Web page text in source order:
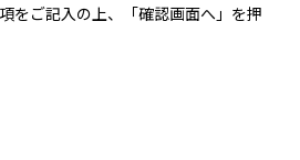
をご記入の上、「確認画面へ」を押